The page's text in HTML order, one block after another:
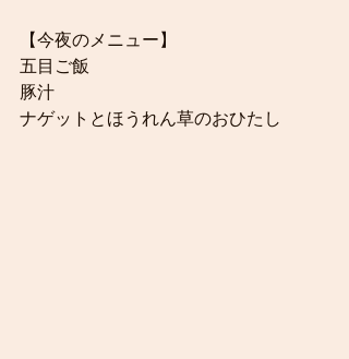
【今夜のメニュー】
五目ご飯
豚汁
ナゲットとほうれん草のおひたし